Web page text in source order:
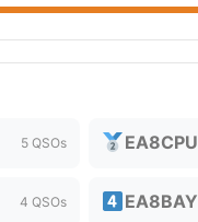
5 QSOs EA8CPU
4 QSOs EA8BAY